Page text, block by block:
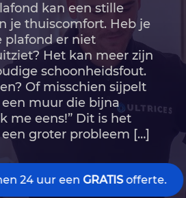
kan een stille
je thuiscomfort.​ Heb je
plafond er niet
Het kan meer zijn
schoonheidsfout.​
Of misschien sijpelt
muur die bijna
me eens!” Dit is het
groter probleem […]
24 uur eenGRATISofferte.